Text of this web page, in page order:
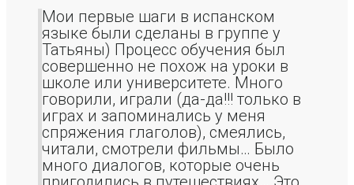
Мои первые шаги в испанском
языке были сделаны в группе у
Татьяны) Процесс обучения был
совершенно не похож на уроки в
школе или университете. Много
говорили, играли (да-да!!! только в
играх и запоминались у меня
спряжения глаголов), смеялись,
читали, смотрели фильмы… Было
много диалогов, которые очень